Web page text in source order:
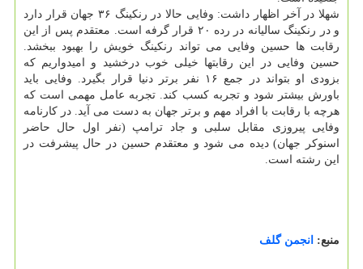
شهلا در آخر اظهار داشت: وفایی حالا در رنکینگ ۳۶ جهان قرار دارد
و در رنکینگ سالیانه در رده ۲۰ قرار گرفه است. معتقدم پس از این
رقابت ها حسین وفایی می تواند رنکینگ خویش را بهبود ببخشد.
حسین وفایی در این رقابتها خیلی خوب درخشید و امیدواریم که
بزودی او بتواند در جمع ۱۶ نفر برتر دنیا قرار بگیرد. وفایی باید
باورش بیشتر شود و تجربه کسب کند. تجربه عامل مهمی است که
هرچه با رقابت با افراد مهم و برتر جهان به دست می آید. در کارنامه
وفایی پیروزی مقابل سلبی و جاد ترامپ (نفر اول حال حاضر
اسنوکر جهان) دیده می شود و معتقدم حسین در حال پیشرفت در
این رشته است.
منبع: انجمن گلف